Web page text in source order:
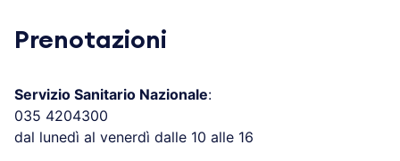
Prenotazioni
Servizio Sanitario Nazionale:
035 4204300
dal lunedì al venerdì dalle 10 alle 16